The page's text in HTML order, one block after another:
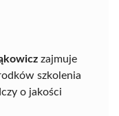
zajmuje
szkolenia
o jakości